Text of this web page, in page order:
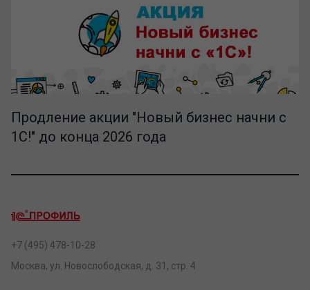
Продление акции "Новый бизнес начни с
1С!" до конца 2026 года
+7 (495) 478-10-28
Москва, ул. Новослободская, д. 31, стр. 4